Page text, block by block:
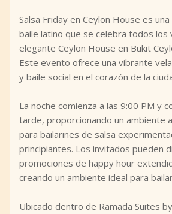
Salsa Friday en Ceylon House es
baile latino que se celebra todos los
elegante Ceylon House en Bukit
Este evento ofrece una vibrante
y baile social en el corazón de la
La noche comienza a las 9:00 PM y
tarde, proporcionando un ambiente
para bailarines de salsa
principiantes. Los invitados pueden
promociones de happy hour
creando un ambiente ideal para
Ubicado dentro de Ramada Suites